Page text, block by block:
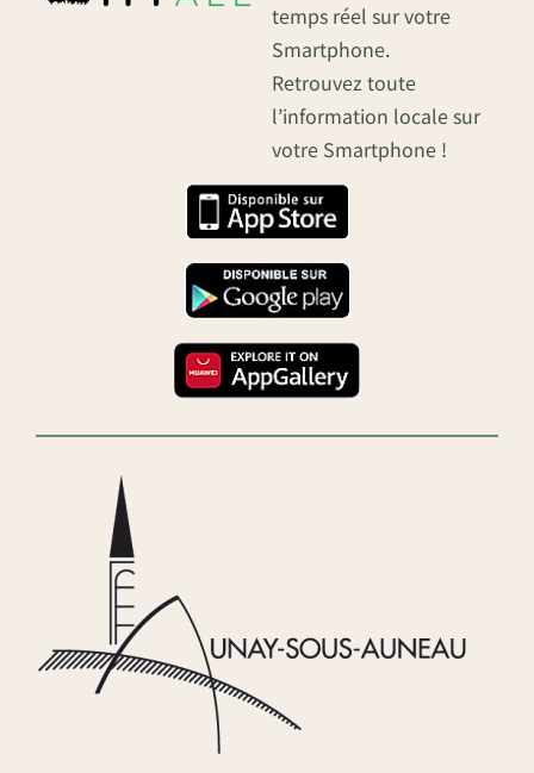
temps réel sur votre
Smartphone.
Retrouvez toute
l’information locale sur
votre Smartphone !